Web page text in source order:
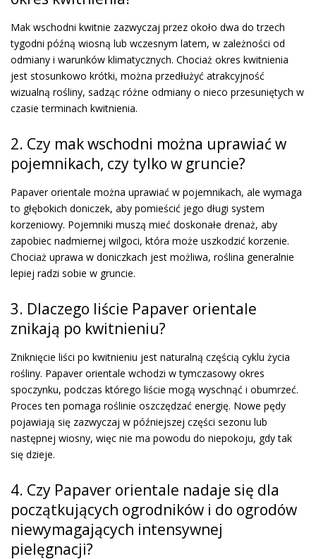
Mak wschodni kwitnie zazwyczaj przez około dwa do trzech
tygodni późną wiosną lub wczesnym latem, w zależności od
odmiany i warunków klimatycznych. Chociaż okres kwitnienia
jest stosunkowo krótki, można przedłużyć atrakcyjność
wizualną rośliny, sadząc różne odmiany o nieco przesuniętych w
czasie terminach kwitnienia.
2. Czy mak wschodni można uprawiać w
pojemnikach, czy tylko w gruncie?
Papaver orientale można uprawiać w pojemnikach, ale wymaga
to głębokich doniczek, aby pomieścić jego długi system
korzeniowy. Pojemniki muszą mieć doskonałe drenaż, aby
zapobiec nadmiernej wilgoci, która może uszkodzić korzenie.
Chociaż uprawa w doniczkach jest możliwa, roślina generalnie
lepiej radzi sobie w gruncie.
3. Dlaczego liście Papaver orientale
znikają po kwitnieniu?
Zniknięcie liści po kwitnieniu jest naturalną częścią cyklu życia
rośliny. Papaver orientale wchodzi w tymczasowy okres
spoczynku, podczas którego liście mogą wyschnąć i obumrzeć.
Proces ten pomaga roślinie oszczędzać energię. Nowe pędy
pojawiają się zazwyczaj w późniejszej części sezonu lub
następnej wiosny, więc nie ma powodu do niepokoju, gdy tak
się dzieje.
4. Czy Papaver orientale nadaje się dla
początkujących ogrodników i do ogrodów
niewymagających intensywnej
pielęgnacji?